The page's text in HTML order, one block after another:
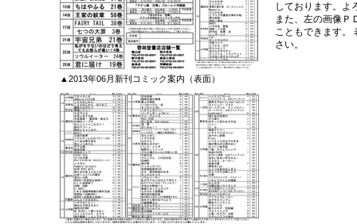
▲2013年06月新刊コミック案内（表面）
しております。よ
また、左の画像Ｐ
こともできます。
さい。